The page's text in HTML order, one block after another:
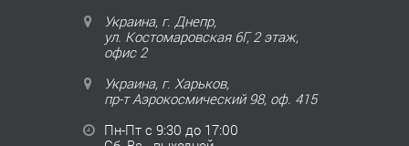
Украина, г. Днепр,
ул. Костомаровская 6Г, 2 этаж,
офис 2
Украина, г. Харьков,
пр-т Аэрокосмический 98, оф. 415
Пн-Пт с 9:30 до 17:00